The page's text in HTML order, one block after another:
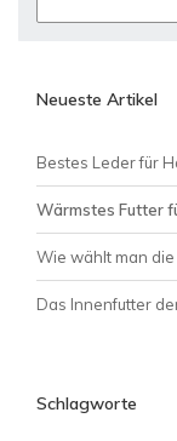
Neueste Artikel
Bestes Leder für
Wärmstes Futter
Wie wählt man
Das Innenfutter
Schlagworte